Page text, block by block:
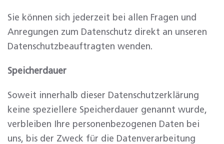
Sie können sich jederzeit bei allen Fragen und
Anregungen zum Datenschutz direkt an unseren
Datenschutzbeauftragten wenden.
Speicherdauer
Soweit innerhalb dieser Datenschutzerklärung
keine speziellere Speicherdauer genannt wurde,
verbleiben Ihre personenbezogenen Daten bei
uns, bis der Zweck für die Datenverarbeitung